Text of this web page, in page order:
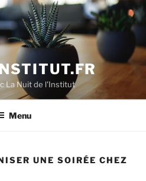
La Nuit de l'Institut
Menu
UNE SOIRÉE CHEZ